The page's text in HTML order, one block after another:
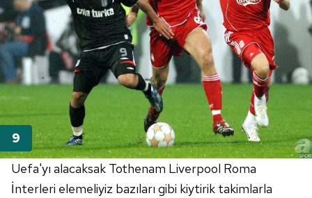
Uefa'yı alacaksak Tothenam Liverpool Roma
İnterleri elemeliyiz bazıları gibi kiytirik takimlarla